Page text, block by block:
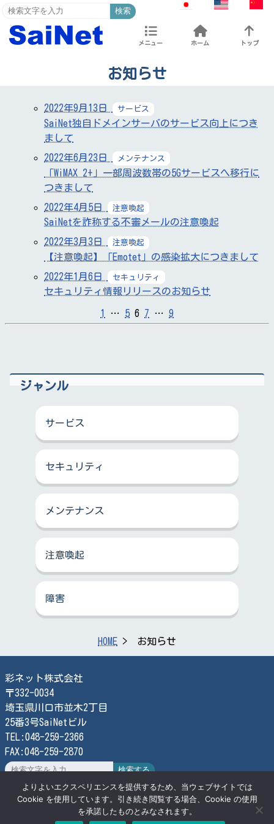
検索
メニュー ホーム トップ
お知らせ
2022年9月13日 サービス
SaiNet独自ドメインサーバのサービス向上につき
まして
2022年6月23日
メンテナンス
「WiMAX 2+」一部周波数帯の5Gサービスへ移行に
つきまして
2022年4月5日
注意喚起
SaiNetを詐称する不審メールの注意喚起
2022年3月3日
注意喚起
【注意喚起】「Emotet」の感染拡大につきまして
2022年1月6日
セキュリティ
セキュリティ情報リリースのお知らせ
1 … 5 6 7 … 9
ジャンル
サービス
セキュリティ
メンテナンス
注意喚起
障害
HOME お知らせ
彩ネット株式会社
〒332-0034
埼玉県川口市並木2丁目
25番3号SaiNetビル
TEL:048-259-2366
FAX:048-259-2870
検索する
© SaiNet Corporation
よりよいエクスペリエンスを提供するため、当ウェブサイトでは
Cookie を使用しています。引き続き閲覧する場合、Cookie の使用
を承諾したものとみなされます。